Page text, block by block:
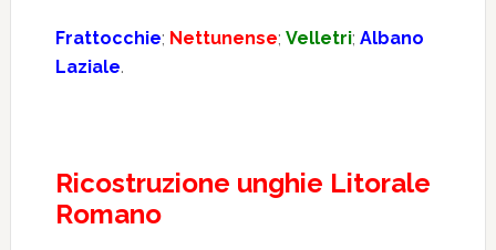
Frattocchie; Nettunense; Velletri; Albano
Laziale.
Ricostruzione unghie Litorale
Romano